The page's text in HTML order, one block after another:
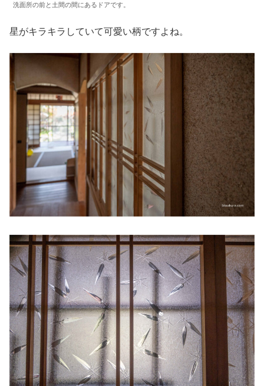
洗面所の前と土間の間にあるドアです。
星がキラキラしていて可愛い柄ですよね。